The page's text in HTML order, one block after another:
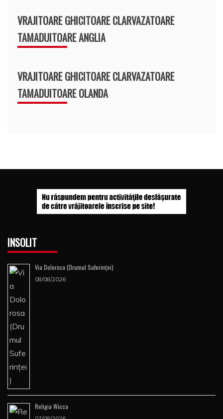
VRAJITOARE GHICITOARE CLARVAZATOARE
TAMADUITOARE ANGLIA
VRAJITOARE GHICITOARE CLARVAZATOARE
TAMADUITOARE OLANDA
INSOLIT
Via Dolorosa (Drumul Suferinţei)
08/08/2026
Religia Wicca